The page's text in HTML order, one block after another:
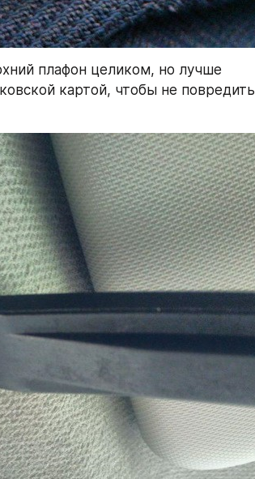
плафон целиком, но лучше
картой, чтобы не повредить